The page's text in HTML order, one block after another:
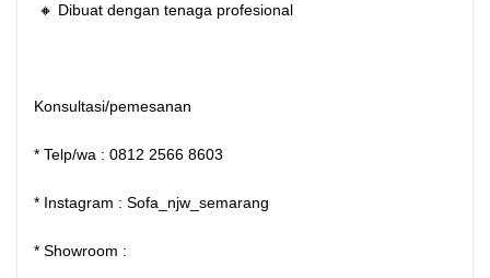
🔸 Dibuat dengan tenaga profesional
Konsultasi/pemesanan
* Telp/wa : 0812 2566 8603
* Instagram : Sofa_njw_semarang
* Showroom :